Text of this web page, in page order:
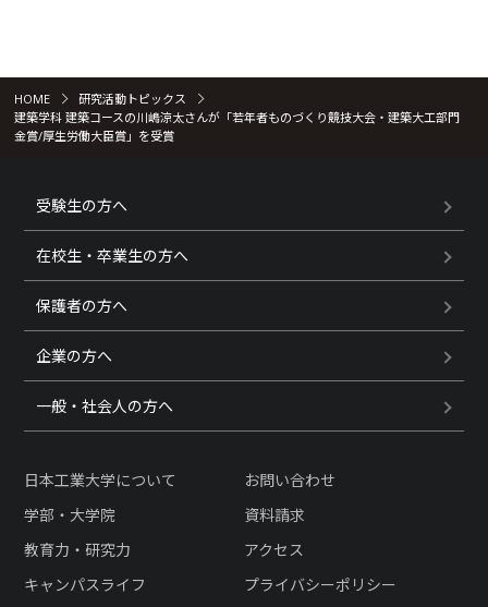
HOME
研究活動トピックス
建築学科 建築コースの川嶋涼太さんが「若年者ものづくり競技大会・建築大工部門
金賞/厚生労働大臣賞」を受賞
受験生の方へ
在校生・卒業生の方へ
保護者の方へ
企業の方へ
一般・社会人の方へ
日本工業大学について
学部・大学院
教育力・研究力
キャンパスライフ
お問い合わせ
資料請求
アクセス
プライバシーポリシー